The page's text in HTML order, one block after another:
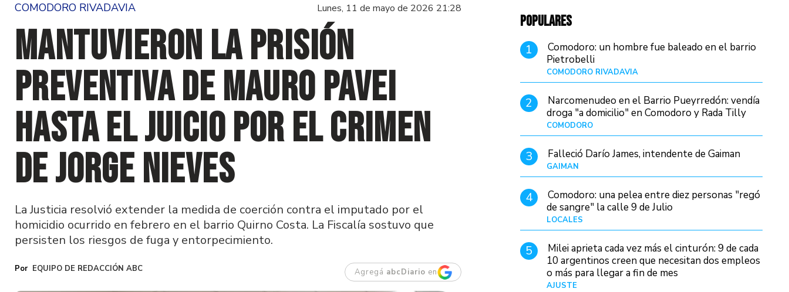
COMODORO RIVADAVIA Lunes, 11 de mayo de 2026 21:28
Mantuvieron la prisión
preventiva de Mauro Pavei
hasta el juicio por el crimen
de Jorge Nieves
La Justicia resolvió extender la medida de coerción contra el imputado por el
homicidio ocurrido en febrero en el barrio Quirno Costa. La Fiscalía sostuvo que
persisten los riesgos de fuga y entorpecimiento.
EQUIPO DE REDACCIÓN ABC Agregá abcDiario en
POPULARES
1
Comodoro: un hombre fue baleado en el barrio
Pietrobelli
COMODORO RIVADAVIA
2
Narcomenudeo en el Barrio Pueyrredón: vendía
droga "a domicilio" en Comodoro y Rada Tilly
COMODORO
3 Falleció Darío James, intendente de Gaiman
GAIMAN
4
Comodoro: una pelea entre diez personas "regó
de sangre" la calle 9 de Julio
LOCALES
5
Milei aprieta cada vez más el cinturón: 9 de cada
10 argentinos creen que necesitan dos empleos
o más para llegar a fin de mes
AJUSTE